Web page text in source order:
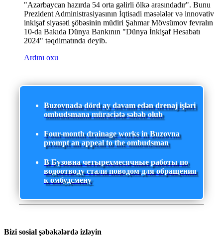
"Azərbaycan hazırda 54 orta gəlirli ölkə arasındadır". Bunu
Prezident Administrasiyasının İqtisadi məsələlər və innovativ
inkişaf siyasəti şöbəsinin müdiri Şahmar Mövsümov fevralın
10-da Bakıda Dünya Bankının "Dünya İnkişaf Hesabatı
2024" təqdimatında deyib.
Ardını oxu
Buzovnada dörd ay davam edən drenaj işləri
ombudsmana müraciətə səbəb olub
Four-month drainage works in Buzovna
prompt an appeal to the ombudsman
В Бузовна четырехмесячные работы по
водоотводу стали поводом для обращения
к омбудсмену
Bizi sosial şəbəkələrdə izləyin